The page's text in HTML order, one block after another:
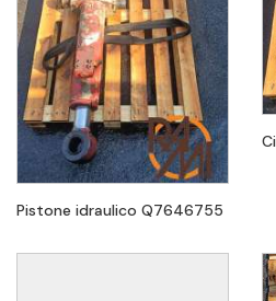
Pistone idraulico Q7646755